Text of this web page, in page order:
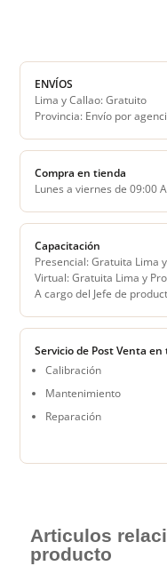
ENVÍOS
Lima y Callao: Gratuito
Provincia: Envío por
Compra en tienda
Lunes a viernes de 09:00
Capacitación
Presencial: Gratuita Lima
Virtual: Gratuita Lima y
A cargo del Jefe de
Servicio de Post Venta
Calibración
Mantenimiento
Reparación
Articulos
producto